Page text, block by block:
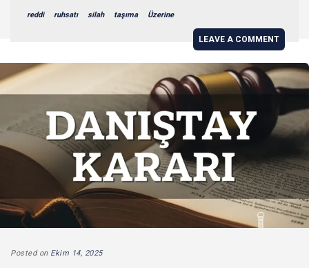
reddi ruhsatı silah taşıma Üzerine
LEAVE A COMMENT
Posted on Ekim 14, 2025